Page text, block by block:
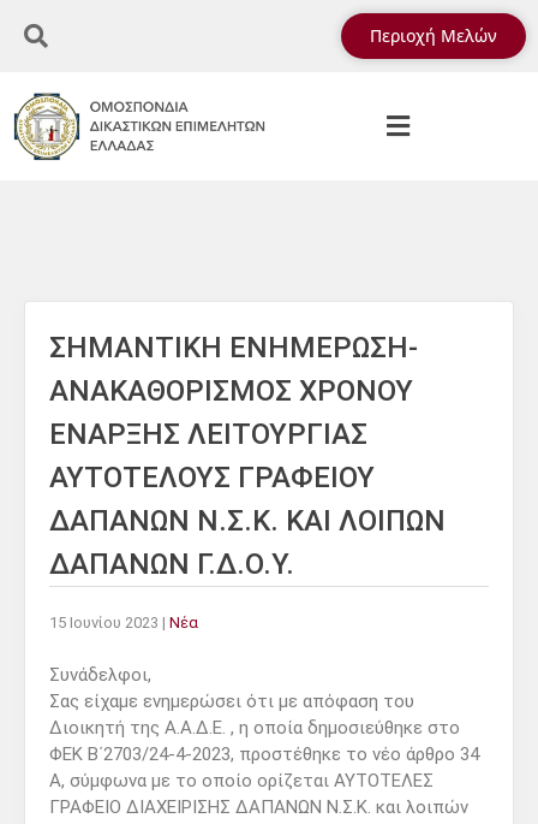
Περιοχή Μελών
ΣΗΜΑΝΤΙΚΗ ΕΝΗΜΕΡΩΣΗ-
ΑΝΑΚΑΘΟΡΙΣΜΟΣ ΧΡΟΝΟΥ
ΕΝΑΡΞΗΣ ΛΕΙΤΟΥΡΓΙΑΣ
ΑΥΤΟΤΕΛΟΥΣ ΓΡΑΦΕΙΟΥ
ΔΑΠΑΝΩΝ Ν.Σ.Κ. ΚΑΙ ΛΟΙΠΩΝ
ΔΑΠΑΝΩΝ Γ.Δ.Ο.Υ.
15 Ιουνίου 2023 | Νέα
Συνάδελφοι,
Σας είχαμε ενημερώσει ότι με απόφαση του
Διοικητή της Α.Α.Δ.Ε. , η οποία δημοσιεύθηκε στο
ΦΕΚ Β΄2703/24-4-2023, προστέθηκε το νέο άρθρο 34
Α, σύμφωνα με το οποίο ορίζεται ΑΥΤΟΤΕΛΕΣ
ΓΡΑΦΕΙΟ ΔΙΑΧΕΙΡΙΣΗΣ ΔΑΠΑΝΩΝ Ν.Σ.Κ. και λοιπών